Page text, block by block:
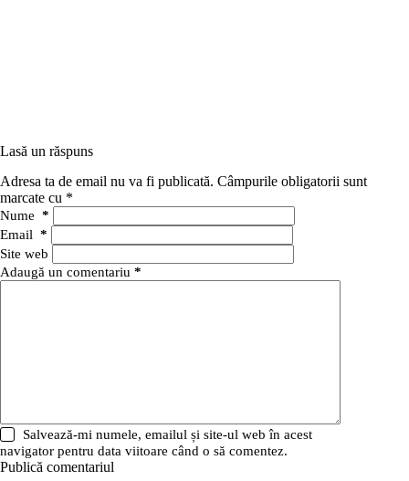
Lasă un răspuns
Adresa ta de email nu va fi publicată. Câmpurile obligatorii sunt
marcate cu *
Nume *
Email *
Site web
Adaugă un comentariu *
Salvează-mi numele, emailul și site-ul web în acest
navigator pentru data viitoare când o să comentez.
Publică comentariul